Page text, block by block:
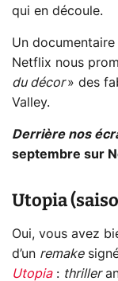
qui en découle.
Un
Netflix nous
du décor» des
Valley.
Derrière nos
septembre sur
Utopia
Oui, vous avez
d’un remake
Utopia: thriller